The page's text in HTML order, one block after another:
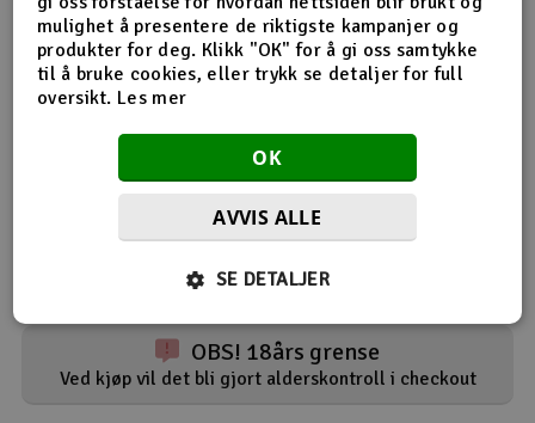
stopper, og motorstøt for at fallskjermen skytes ut. Lette
modeller behøver lang forsinkelsestid, mens tunge
modeller behøver kort.
OBS! 18års grense
Ved kjøp vil det bli gjort alderskontroll i checkout
mulighet å presentere de riktigste kampanjer og
produkter for deg. Klikk "OK" for å gi oss samtykke
til å bruke cookies, eller trykk se detaljer for full
oversikt. Les mer
OK
AVVIS ALLE
SE DETALJER